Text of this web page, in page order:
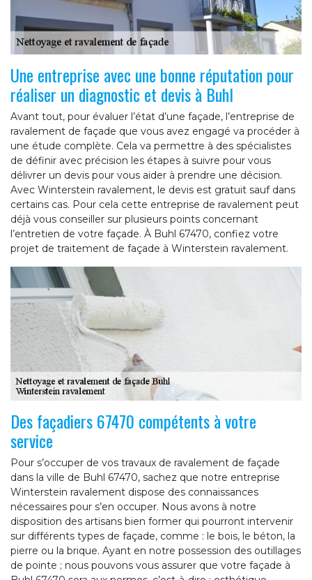
Une entreprise avec une bonne réputation pour
réaliser un diagnostic et devis à Buhl
Avant tout, pour évaluer l’état d’une façade, l’entreprise de
ravalement de façade que vous avez engagé va procéder à
une étude complète. Cela va permettre à des spécialistes
de définir avec précision les étapes à suivre pour vous
délivrer un devis pour vous aider à prendre une décision.
Avec Winterstein ravalement, le devis est gratuit sauf dans
certains cas. Pour cela cette entreprise de ravalement peut
déjà vous conseiller sur plusieurs points concernant
l’entretien de votre façade. À Buhl 67470, confiez votre
projet de traitement de façade à Winterstein ravalement.
Des façadiers 67470 compétents à votre
service
Pour s’occuper de vos travaux de ravalement de façade
dans la ville de Buhl 67470, sachez que notre entreprise
Winterstein ravalement dispose des connaissances
nécessaires pour s’en occuper. Nous avons à notre
disposition des artisans bien former qui pourront intervenir
sur différents types de façade, comme : le bois, le béton, la
pierre ou la brique. Ayant en notre possession des outillages
de pointe ; nous pouvons vous assurer que votre façade à